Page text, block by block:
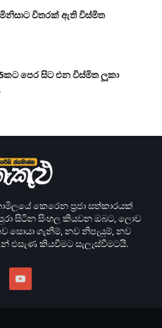
විතරක් ඇති විස්මිත
පෙර සිට එන විස්මිත ලූකා
කෙරෙන ප‍්‍රජා සත්කාරයක්
සිටින සිංහල කියවන ඔබට, ලොව
ගැනීම්, නව නිපැයුම්, නව
එසැණ කියවීමට සැලැස්වීමටයි.